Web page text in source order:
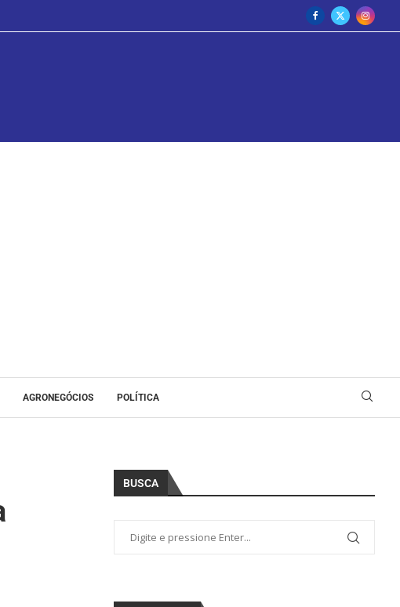
AGRONEGÓCIOS POLÍTICA
BUSCA